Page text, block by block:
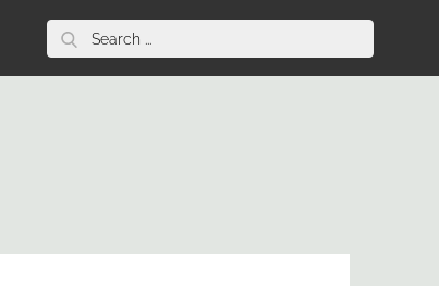
Search
for: